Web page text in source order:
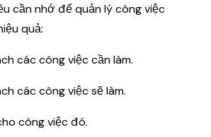
cần nhớ để quản lý công việc
quả:
các công việc cần làm.
các công việc sẽ làm.
công việc đó.